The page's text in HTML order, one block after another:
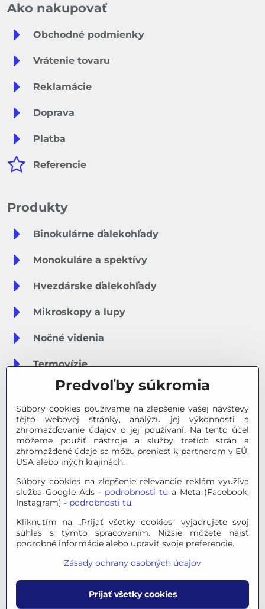
Ako nakupovať
Obchodné podmienky
Vrátenie tovaru
Reklamácie
Doprava
Platba
Referencie
Produkty
Binokulárne ďalekohľady
Monokuláre a spektívy
Hvezdárske ďalekohľady
Mikroskopy a lupy
Nočné videnia
Termovízie
Meteostanice
Značky
Výpredaj
Tipy na darčeky
Poradňa - Ako si vybrať
© 2026 OPTINO s.r.o., všetky práva vyhradené. Všetky logá a
vlastníka.
Mapa stránok|Právne informácie|Ochrana osobných
údajov|Nastavenie súkromia
Predvoľby súkromia
Súbory cookies používame na zlepšenie vašej návštevy
tejto webovej stránky, analýzu jej výkonnosti a
zhromažďovanie údajov o jej používaní. Na tento účel
môžeme použiť nástroje a služby tretích strán a
zhromaždené údaje sa môžu preniesť k partnerom v EÚ,
USA alebo iných krajinách.
Súbory cookies na zlepšenie relevancie reklám využíva
služba Google Ads - podrobnosti tu a Meta (Facebook,
Instagram) - podrobnosti tu.
Kliknutím na „Prijať všetky cookies" vyjadrujete svoj
súhlas s týmto spracovaním. Nižšie môžete nájsť
podrobné informácie alebo upraviť svoje preferencie.
Zásady ochrany osobných údajov
Prijať všetky cookies